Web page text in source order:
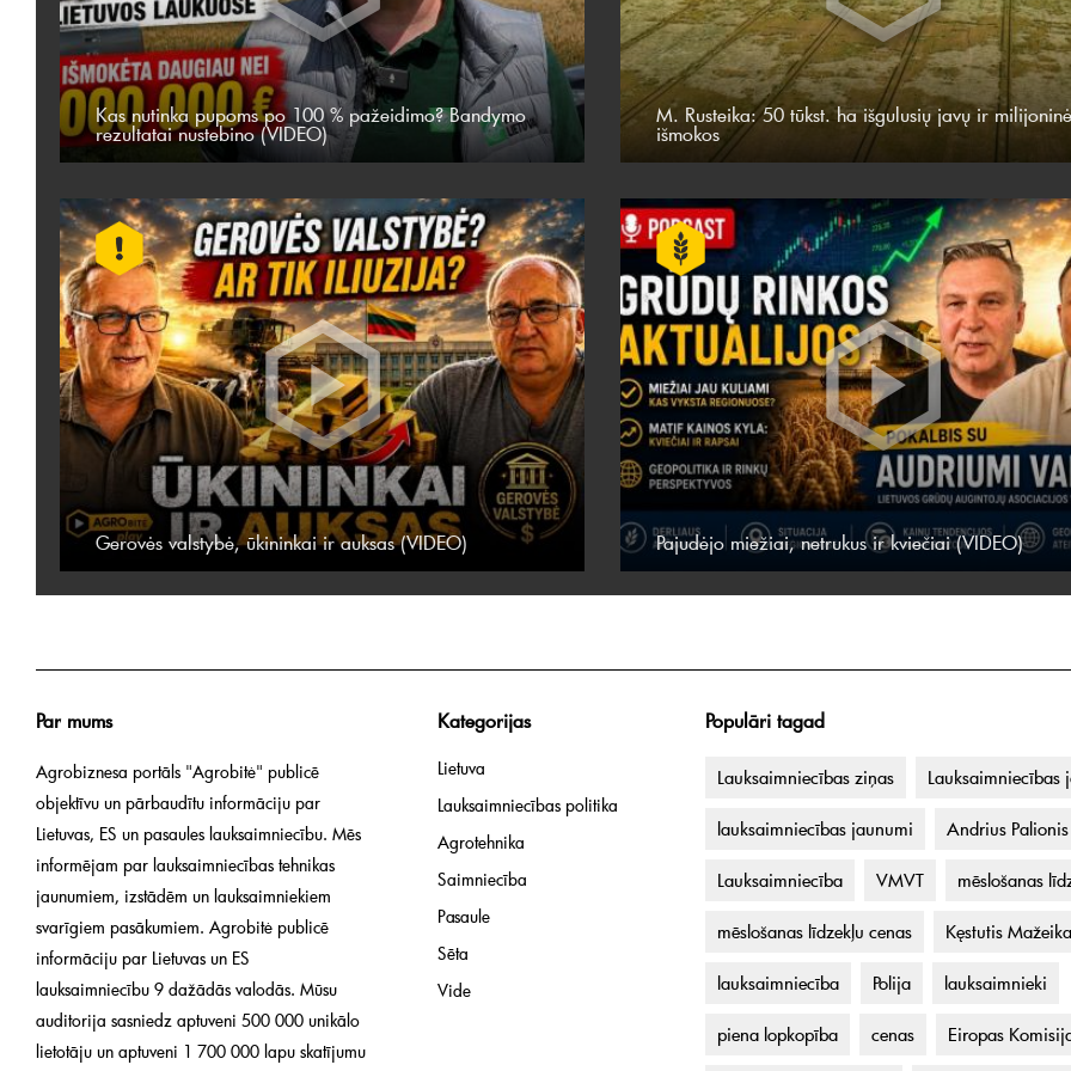
Kas nutinka pupoms po 100 % pažeidimo? Bandymo
rezultatai nustebino (VIDEO)
M. Rusteika: 50 tūkst. ha išgulusių javų ir
išmokos
Gerovės valstybė, ūkininkai ir auksas (VIDEO) Pajudėjo miežiai, netrukus ir kviečiai (VIDEO)
Par mums
Agrobiznesa portāls "Agrobitė" publicē
objektīvu un pārbaudītu informāciju par
Lietuvas, ES un pasaules lauksaimniecību. Mēs
informējam par lauksaimniecības tehnikas
jaunumiem, izstādēm un lauksaimniekiem
svarīgiem pasākumiem. Agrobitė publicē
informāciju par Lietuvas un ES
lauksaimniecību 9 dažādās valodās. Mūsu
auditorija sasniedz aptuveni 500 000 unikālo
lietotāju un aptuveni 1 700 000 lapu skatījumu
Populāri tagad
Lauksaimniecības ziņas Lauksaimniecības
lauksaimniecības jaunumi Andrius Palionis
Lauksaimniecība VMVT mēslošanas
mēslošanas līdzekļu cenas Kęstutis Mažeika
lauksaimniecība Polija lauksaimnieki
piena lopkopība cenas Eiropas
Kategorijas
Lietuva
Lauksaimniecības politika
Agrotehnika
Saimniecība
Pasaule
Sēta
Vide